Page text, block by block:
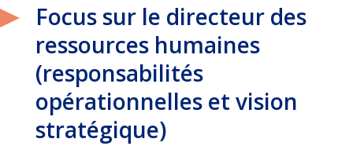
Focus sur le directeur des
ressources humaines
(responsabilités
opérationnelles et vision
stratégique)